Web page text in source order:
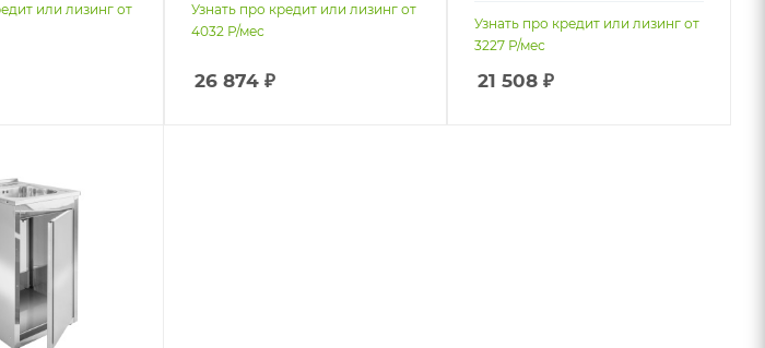
или лизинг от
Узнать про кредит или лизинг от
4032Р/мес
26 874₽
Узнать про кредит или лизинг от
3227 Р/мес
21 508 ₽